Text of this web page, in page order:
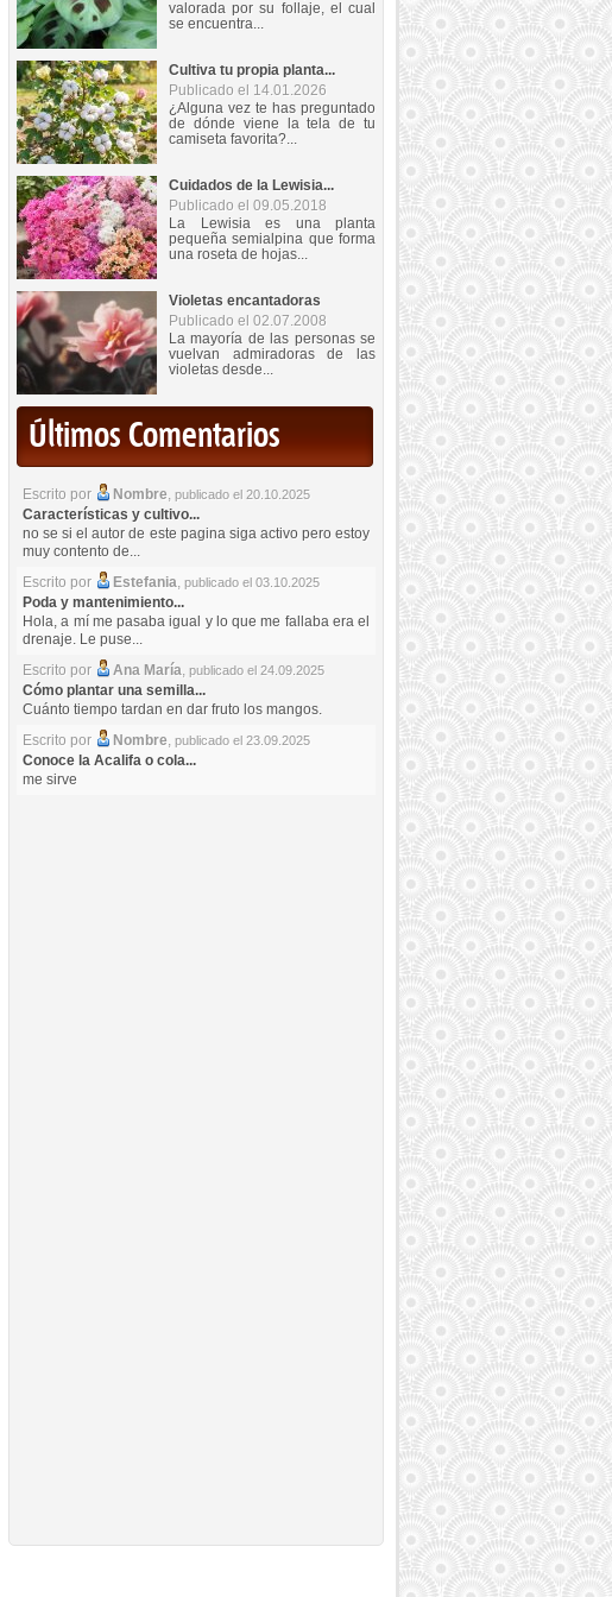
valorada por su follaje, el cual
se encuentra...
Cultiva tu propia planta...
Publicado el 14.01.2026
¿Alguna vez te has preguntado
de dónde viene la tela de tu
camiseta favorita?...
Cuidados de la Lewisia...
Publicado el 09.05.2018
La Lewisia es una planta
pequeña semialpina que forma
una roseta de hojas...
Violetas encantadoras
Publicado el 02.07.2008
La mayoría de las personas se
vuelvan admiradoras de las
violetas desde...
Últimos Comentarios
Escrito por Nombre, publicado el 20.10.2025
Características y cultivo...
no se si el autor de este pagina siga activo pero estoy
muy contento de...
Escrito por
Estefania, publicado el 03.10.2025
Poda y mantenimiento...
Hola, a mí me pasaba igual y lo que me fallaba era el
drenaje. Le puse...
Escrito por
Ana María, publicado el 24.09.2025
Cómo plantar una semilla...
Cuánto tiempo tardan en dar fruto los mangos.
Escrito por
Nombre, publicado el 23.09.2025
Conoce la Acalifa o cola...
me sirve